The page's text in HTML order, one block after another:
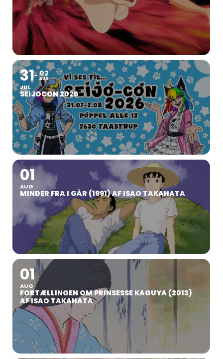
31
JUL
02
AUG
SEIJOCON 2026
01
AUG
MINDER FRA I GÅR (1991) AF ISAO TAKAHATA
01
AUG
FORTÆLLINGEN OM PRINSESSE KAGUYA (2013)
AF ISAO TAKAHATA